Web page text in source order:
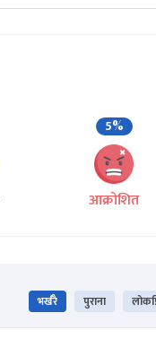
5%
आक्रोशित
भर्खरै पुराना